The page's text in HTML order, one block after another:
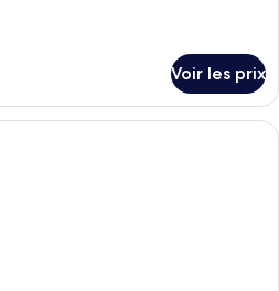
Voir les prix
Literie de qualité supérieure,